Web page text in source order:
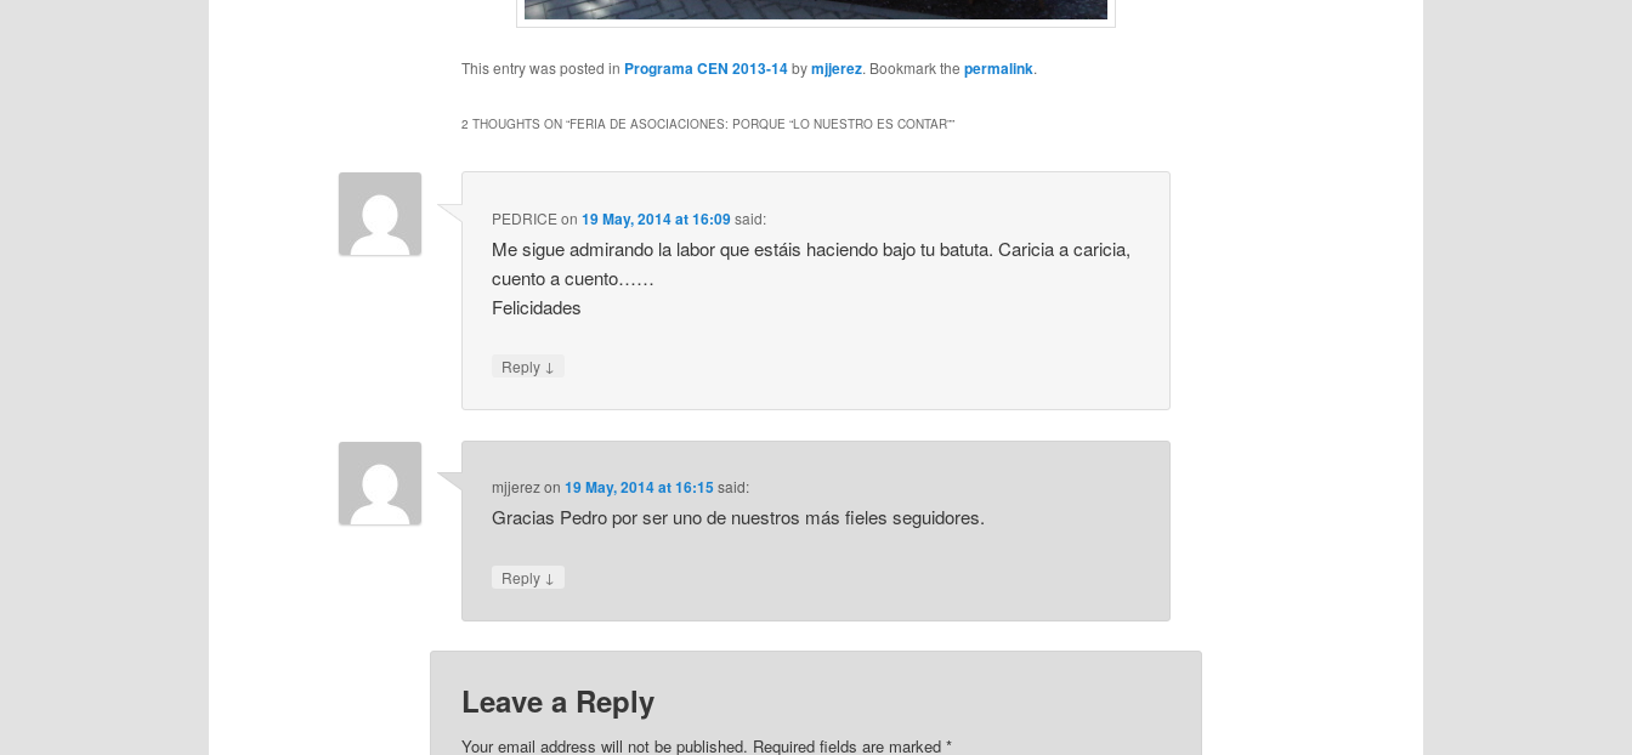
This entry was posted in Programa CEN 2013-14bymjjerez. Bookmark the permalink.
2 THOUGHTS ON “FERIA DE ASOCIACIONES: PORQUE “LO NUESTRO ES CONTAR””
PEDRICE on19 May, 2014 at 16:09said:
Me sigue admirando la labor que estáis haciendo bajo tu batuta. Caricia a caricia,
cuento a cuento……
Felicidades
Reply ↓
mjjerezon19 May, 2014 at 16:15said:
Gracias Pedro por ser uno de nuestros más fieles seguidores.
Reply ↓
Leave a Reply
Your email address will not be published. Required fields are marked *